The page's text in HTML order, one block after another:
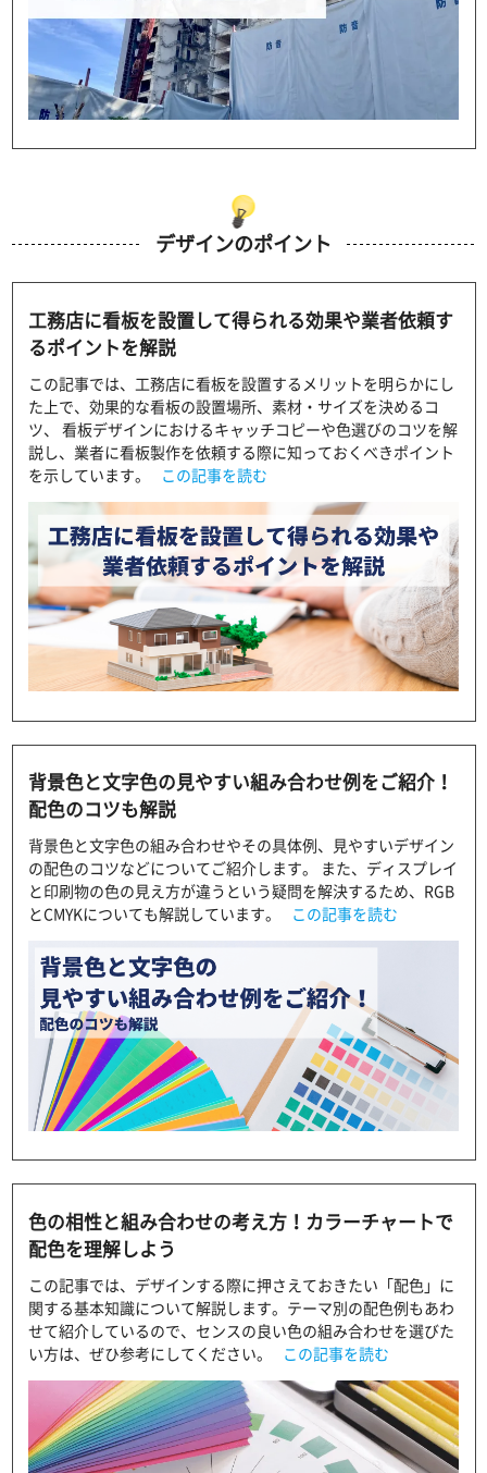
デザインのポイント
工務店に看板を設置して得られる効果や業者依頼す
るポイントを解説
この記事では、工務店に看板を設置するメリットを明らかにし
た上で、効果的な看板の設置場所、素材・サイズを決めるコ
ツ、 看板デザインにおけるキャッチコピーや色選びのコツを解
説し、業者に看板製作を依頼する際に知っておくべきポイント
を示しています。
この記事を読む
背景色と文字色の見やすい組み合わせ例をご紹介！
配色のコツも解説
背景色と文字色の組み合わせやその具体例、見やすいデザイン
の配色のコツなどについてご紹介します。 また、ディスプレイ
と印刷物の色の見え方が違うという疑問を解決するため、RGB
とCMYKについても解説しています。
この記事を読む
色の相性と組み合わせの考え方！カラーチャートで
配色を理解しよう
この記事では、デザインする際に押さえておきたい「配色」に
関する基本知識について解説します。テーマ別の配色例もあわ
せて紹介しているので、センスの良い色の組み合わせを選びた
い方は、ぜひ参考にしてください。
この記事を読む